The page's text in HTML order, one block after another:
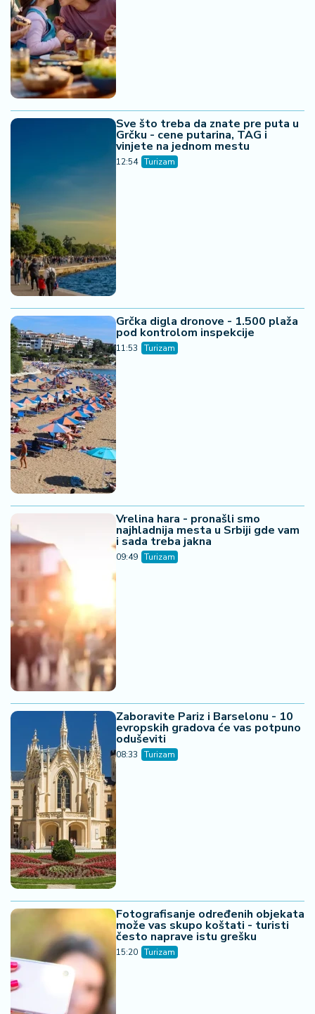
Sve što treba da znate pre puta u
Grčku - cene putarina, TAG i
vinjete na jednom mestu
12:54 Turizam
Grčka digla dronove - 1.500 plaža
pod kontrolom inspekcije
11:53 Turizam
Vrelina hara - pronašli smo
najhladnija mesta u Srbiji gde vam
i sada treba jakna
09:49 Turizam
Zaboravite Pariz i Barselonu - 10
evropskih gradova će vas potpuno
oduševiti
08:33 Turizam
Fotografisanje određenih objekata
može vas skupo koštati - turisti
često naprave istu grešku
15:20 Turizam